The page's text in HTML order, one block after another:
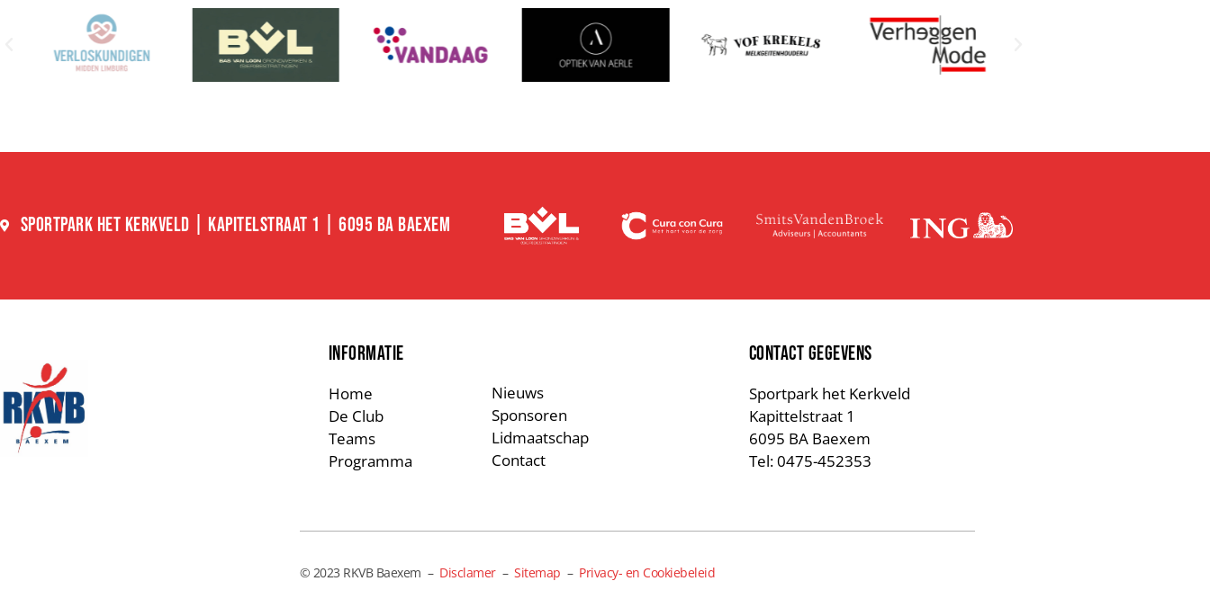
SPORTPARK HET KERKVELD | KAPITELSTRAAT 1 | 6095 BA BAEXEM
INFORMATIE
Home
De Club
Teams
Programma
Nieuws
Sponsoren
Lidmaatschap
Contact
CONTACT GEGEVENS
Sportpark het Kerkveld
Kapittelstraat 1
6095 BA Baexem
Tel: 0475-452353
© 2023 RKVB Baexem – Disclamer–Sitemap – Privacy- en Cookiebeleid